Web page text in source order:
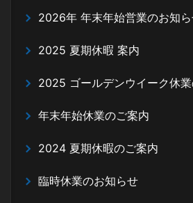
2026年 年末年始営業のお知
2025 夏期休暇 案内
2025 ゴールデンウイーク休
年末年始休業のご案内
2024 夏期休暇のご案内
臨時休業のお知らせ